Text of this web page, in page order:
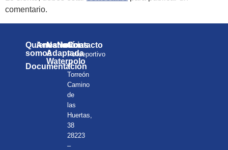
comentario.
Quienes
somos
Documentación
Anuarios
Natación
Adaptada
Waterpolo
Noticias
Contacto
Polideportivo
el
Torreón
Camino
de
las
Huertas,
38
28223
–